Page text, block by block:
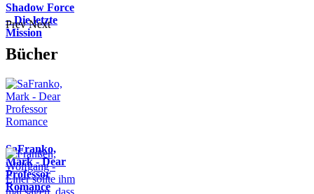
Shadow Force
– Die letzte
Mission
Prev Next
Bücher
SaFranko,
Mark - Dear
Professor
Romance